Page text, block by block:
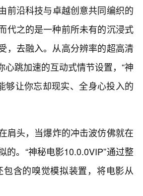
前沿科技与卓越创意共同编织的
代之的是一种前所未有的沉浸式
，去融入。从高分辨率的超高清
跳加速的互动式情节设置，“神
够让你忘却现实、全身心投入的
肩头，当爆炸的冲击波仿佛就在
。“神秘电影10.0.0VIP”通过整
含的嗅觉模拟装置，将电影从